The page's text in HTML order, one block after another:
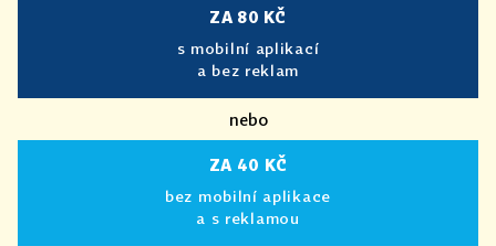
ZA 80 KČ
s mobilní aplikací
a bez reklam
nebo
ZA 40 KČ
bez mobilní aplikace
a s reklamou